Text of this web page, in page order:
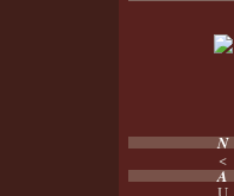
N
<
A